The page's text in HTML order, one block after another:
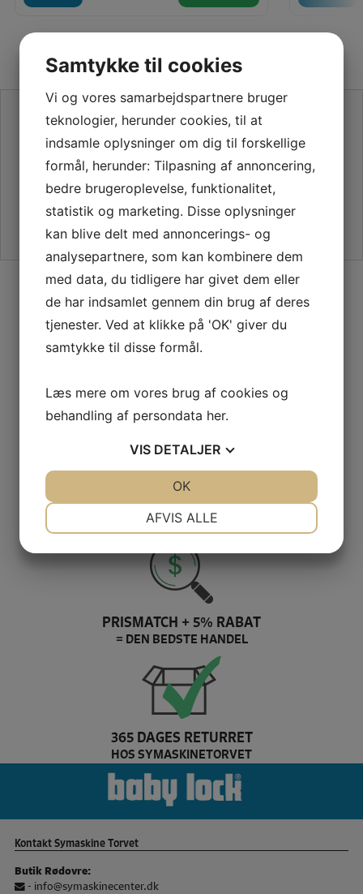
SE VORES ANMELDELSER PÅ TRUSTPILOT
SIKKER HANDEL PÅ SYMASKINETORVET.DK
GRATIS LEVERING VED 399,-
PÅ KUN 1-2 HVERDAGE
100% SIKKER BETALING
ELLERS PENGENE RETUR
PRISMATCH + 5% RABAT
= DEN BEDSTE HANDEL
365 DAGES RETURRET
HOS SYMASKINETORVET
Dette er texi brand log
Kontakt Symaskine Torvet
Butik Rødovre:
- info@symaskinecenter.dk
Samtykke til cookies
Vi og vores samarbejdspartnere bruger
teknologier, herunder cookies, til at
indsamle oplysninger om dig til forskellige
formål, herunder: Tilpasning af annoncering,
bedre brugeroplevelse, funktionalitet,
statistik og marketing. Disse oplysninger
kan blive delt med annoncerings- og
analysepartnere, som kan kombinere dem
med data, du tidligere har givet dem eller
de har indsamlet gennem din brug af deres
tjenester. Ved at klikke på 'OK' giver du
samtykke til disse formål.
Læs mere om vores brug af cookies og
behandling af persondata her.
VIS DETALJER
AFVIS ALLE
OK